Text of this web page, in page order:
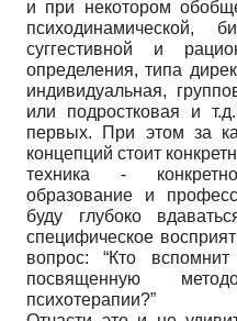
и при некотором
психодинамической,
суггестивной и
определения, типа
индивидуальная,
или подростковая и
первых. При этом за
концепций стоит
техника -
образование и
буду глубоко
специфическое
вопрос: “Кто
посвященную
психотерапии?”